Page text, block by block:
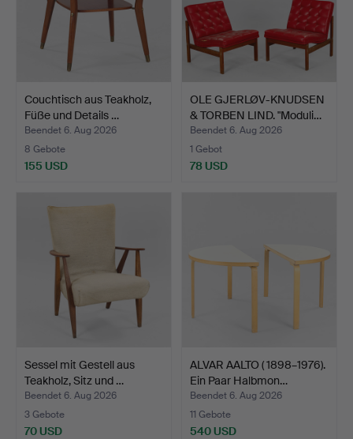
Couchtisch aus Teakholz,
Füße und Details …
Beendet 6. Aug 2026
8 Gebote
155 USD
OLE GJERLØV-KNUDSEN
& TORBEN LIND. "Moduli…
Beendet 6. Aug 2026
1 Gebot
78 USD
Sessel mit Gestell aus
Teakholz, Sitz und …
Beendet 6. Aug 2026
3 Gebote
70 USD
ALVAR AALTO ( 1898–1976).
Ein Paar Halbmon…
Beendet 6. Aug 2026
11 Gebote
540 USD